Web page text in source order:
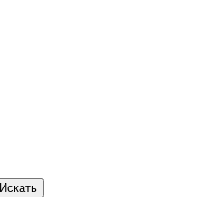
Искать